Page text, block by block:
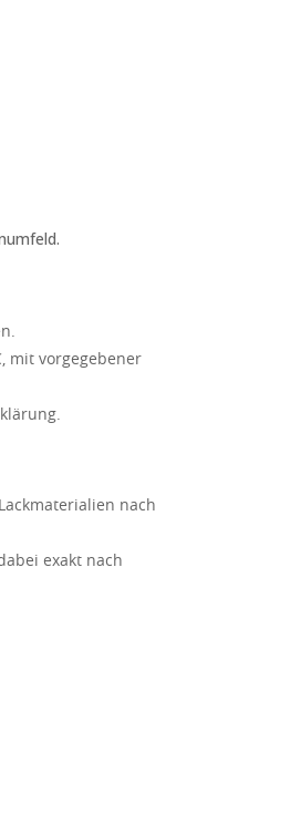
mit vorgegebener
nach
exakt nach